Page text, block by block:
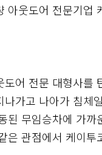
웃도어 전문기업
어 전문 대형사를
가고 나아가 침체
무임승차에 가까
관점에서 케이